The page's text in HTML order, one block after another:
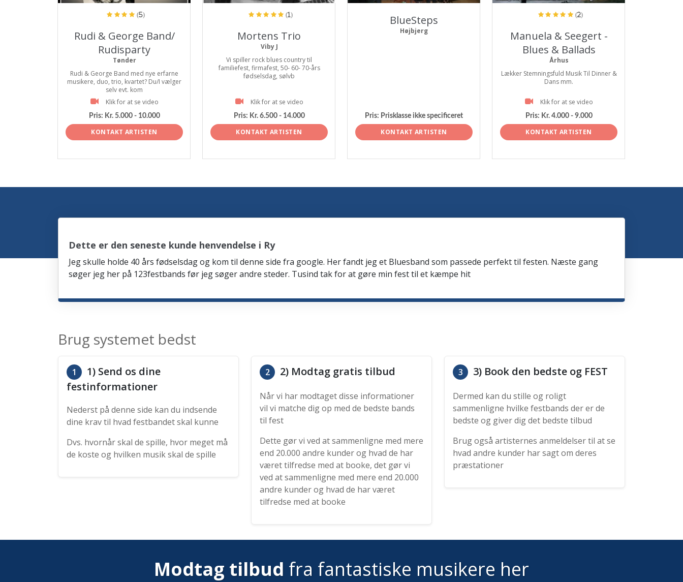
(5)
Rudi & George Band/
Rudisparty
Tønder
Rudi & George Band med nye erfarne
musikere, duo, trio, kvartet? Du/I vælger
selv evt. kom
Klik for at se video
Pris: Kr. 5.000 - 10.000
KONTAKT ARTISTEN
(1)
Mortens Trio
Viby J
Vi spiller rock blues country til
familiefest, firmafest, 50- 60- 70-års
fødselsdag, sølvb
Klik for at se video
Pris: Kr. 6.500 - 14.000
KONTAKT ARTISTEN
BlueSteps
Højbjerg
Pris: Prisklasse ikke specificeret
KONTAKT ARTISTEN
(2)
Manuela & Seegert -
Blues & Ballads
Århus
Lækker Stemningsfuld Musik Til Dinner &
Dans mm.
Klik for at se video
Pris: Kr. 4.000 - 9.000
KONTAKT ARTISTEN
Dette er den seneste kunde henvendelse i Ry
Jeg skulle holde 40 års fødselsdag og kom til denne side fra google. Her fandt jeg et Bluesband som passede perfekt til festen. Næste gang
søger jeg her på 123festbands før jeg søger andre steder. Tusind tak for at gøre min fest til et kæmpe hit
Brug systemet bedst
1
1) Send os dine
festinformationer
Nederst på denne side kan du indsende
dine krav til hvad festbandet skal kunne
Dvs. hvornår skal de spille, hvor meget må
de koste og hvilken musik skal de spille
2 2) Modtag gratis tilbud
Når vi har modtaget disse informationer
vil vi matche dig op med de bedste bands
til fest
Dette gør vi ved at sammenligne med mere
end 20.000 andre kunder og hvad de har
været tilfredse med at booke, det gør vi
ved at sammenligne med mere end 20.000
andre kunder og hvad de har været
tilfredse med at booke
3 3) Book den bedste og FEST
Dermed kan du stille og roligt
sammenligne hvilke festbands der er de
bedste og giver dig det bedste tilbud
Brug også artisternes anmeldelser til at se
hvad andre kunder har sagt om deres
præstationer
Modtag tilbud fra fantastiske musikere her